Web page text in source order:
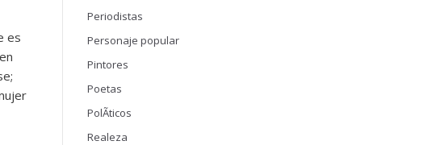
es
Periodistas
Personaje popular
Pintores
Poetas
PolÃ­ticos
Realeza